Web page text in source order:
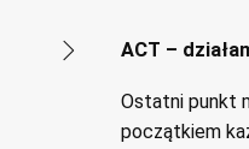
ACT –
Ostatni punkt
początkiem